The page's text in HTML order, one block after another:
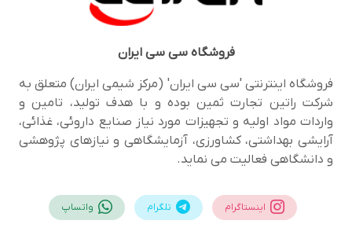
فروشگاهسی سی ایران
فروشگاه اینترنتی 'سی سی ایران' (مرکز شیمی ایران) متعلق به
شرکت راتین تجارت ثمین بوده و با هدف تولید، تامین و
واردات مواد اولیه و تجهیزات مورد نیاز صنایع داروئی، غذائی،
آرایشی بهداشتی، کشاورزی، آزمایشگاهی و نیازهای پژوهشی
و دانشگاهی فعالیت می نماید.
اینستاگرام تلگرام واتساپ